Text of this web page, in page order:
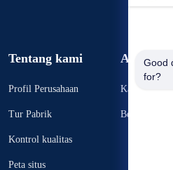
Tentang kami
Profil Perusahaan
Tur Pabrik
Kontrol kualitas
Peta situs
Acara
Kasus
Berita
Good
for?